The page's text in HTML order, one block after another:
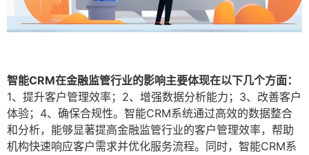
智能CRM在金融监管行业的影响主要体现在以下几个方面：
1、提升客户管理效率；2、增强数据分析能力；3、改善客户
体验；4、确保合规性。智能CRM系统通过高效的数据整合
和分析，能够显著提高金融监管行业的客户管理效率，帮助
机构快速响应客户需求并优化服务流程。同时，智能CRM系